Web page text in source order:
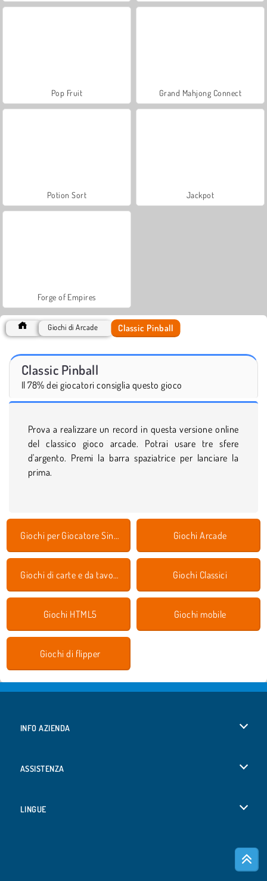
Pop Fruit Grand Mahjong Connect
Potion Sort Jackpot
Forge of Empires
Giochi di Arcade Classic Pinball
Classic Pinball
Il 78% dei giocatori consiglia questo gioco
Prova a realizzare un record in questa versione online
del classico gioco arcade. Potrai usare tre sfere
d'argento. Premi la barra spaziatrice per lanciare la
prima.
Giochi per Giocatore Singolo Giochi Arcade
Giochi di carte e da tavolo Giochi Classici
Giochi HTML5 Giochi mobile
Giochi di flipper
INFO AZIENDA
ASSISTENZA
LINGUE